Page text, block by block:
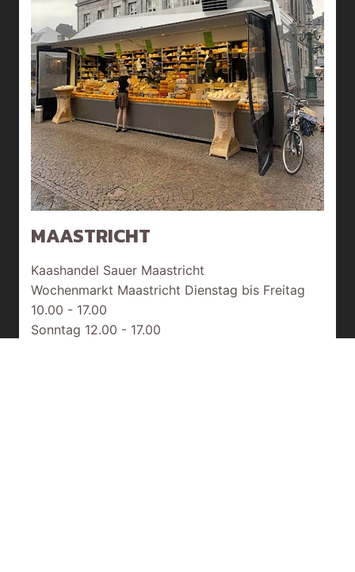
MAASTRICHT
Kaashandel Sauer Maastricht
Wochenmarkt Maastricht Dienstag bis Freitag
10.00 - 17.00
Sonntag 12.00 - 17.00